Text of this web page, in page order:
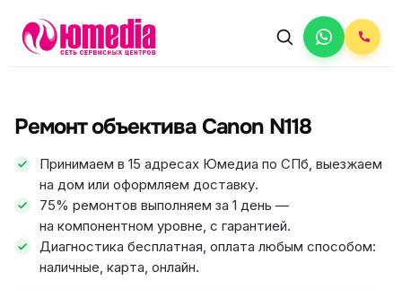
Ремонт объектива Canon N118
Принимаем в 15 адресах Юмедиа по СПб, выезжаем
на дом или оформляем доставку.
75% ремонтов выполняем за 1 день —
на компонентном уровне, с гарантией.
Диагностика бесплатная, оплата любым способом:
наличные, карта, онлайн.
ФИКС ЦЕНА
АВТОРИЗОВАННЫЙ СЕРВИС